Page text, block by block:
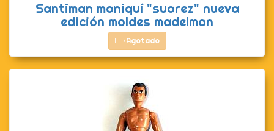
Santiman maniquí "suarez" nueva
edición moldes madelman
Agotado